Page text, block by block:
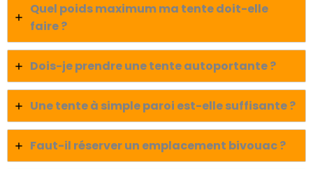
Quel poids maximum ma tente doit-elle
faire ?
Dois-je prendre une tente autoportante ?
Une tente à simple paroi est-elle suffisante ?
Faut-il réserver un emplacement bivouac ?